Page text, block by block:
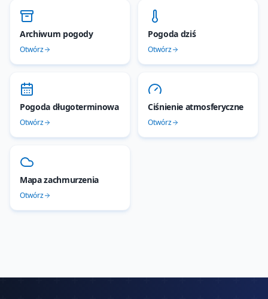
Archiwum pogody
Otwórz
Pogoda dziś
Otwórz
Pogoda długoterminowa
Otwórz
Ciśnienie atmosferyczne
Otwórz
Mapa zachmurzenia
Otwórz